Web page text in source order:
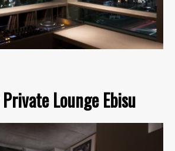
Lounge Ebisu